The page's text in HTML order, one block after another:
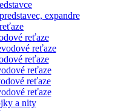
expandre
reťaze
reťaze
reťaze
reťaze
reťaze
reťaze
reťaze
a nity